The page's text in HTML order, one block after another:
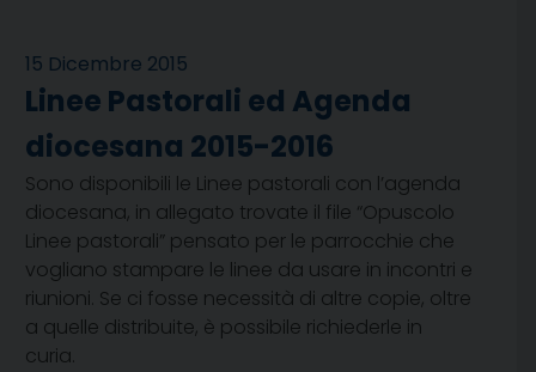
15 Dicembre 2015
Linee Pastorali ed Agenda
diocesana 2015-2016
Sono disponibili le Linee pastorali con l’agenda
diocesana, in allegato trovate il file “Opuscolo
Linee pastorali” pensato per le parrocchie che
vogliano stampare le linee da usare in incontri e
riunioni. Se ci fosse necessità di altre copie, oltre
a quelle distribuite, è possibile richiederle in
curia.